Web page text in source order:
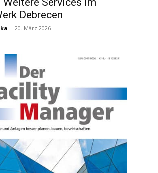
Debrecen
- 20. März 2026